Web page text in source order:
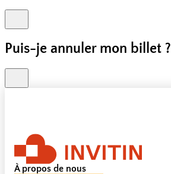
Puis-je annuler mon billet ?
À propos de nous